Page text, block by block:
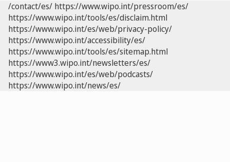
/contact/es/ https://www.wipo.int/pressroom/es/
https://www.wipo.int/tools/es/disclaim.html
https://www.wipo.int/es/web/privacy-policy/
https://www.wipo.int/accessibility/es/
https://www.wipo.int/tools/es/sitemap.html
https://www3.wipo.int/newsletters/es/
https://www.wipo.int/es/web/podcasts/
https://www.wipo.int/news/es/